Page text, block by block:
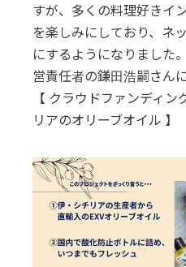
すが、多くの料理好きイ
を楽しみにしており、ネ
にするようになりました
営責任者の鎌田浩嗣さん
【 クラウドファンディ
リアのオリーブオイル 】